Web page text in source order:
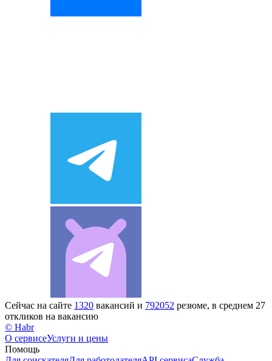
Сейчас на сайте 1320 вакансий и 792052 резюме, в среднем 27
откликов на вакансию
© Habr
О сервисеУслуги и цены
Помощь